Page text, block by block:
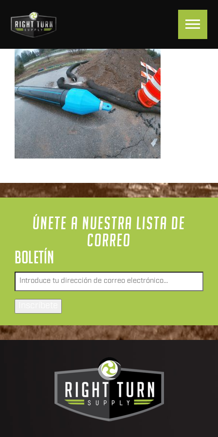
ÚNETE A NUESTRA LISTA DE
CORREO
BOLETÍN
Envía
un
correo
electrónico
a*